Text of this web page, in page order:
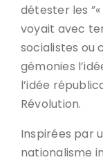
détester les
voyait avec
socialistes ou
gémonies
l’idée
Révolution.
Inspirées par
nationalisme